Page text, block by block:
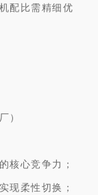
配比需精细优
）
核心竞争力；
现柔性切换；